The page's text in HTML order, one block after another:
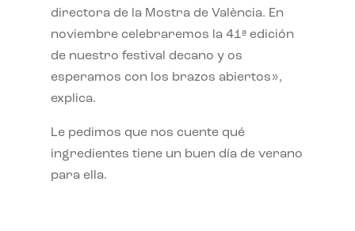
directora de la Mostra de València. En
noviembre celebraremos la 41ª edición
de nuestro festival decano y os
esperamos con los brazos abiertos»,
explica.
Le pedimos que nos cuente qué
ingredientes tiene un buen día de verano
para ella.